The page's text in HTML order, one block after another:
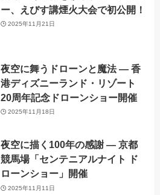
ー、えびす講煙火大会で初公開！
2025年11月21日
夜空に舞うドローンと魔法 ― 香
港ディズニーランド・リゾート
20周年記念ドローンショー開催
2025年11月18日
夜空に描く100年の感謝 ― 京都
競馬場「センテニアルナイト ド
ローンショー」開催
2025年11月11日